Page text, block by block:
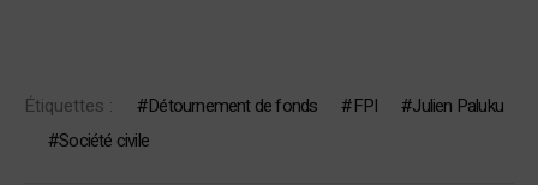
Étiquettes : Détournement de fonds FPI
Julien Paluku
Société civile